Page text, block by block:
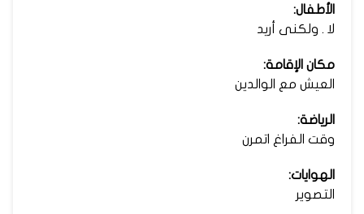
الأطفال:
لا . ولكنى أريد
مكان الإقامة:
العيش مع الوالدين
الرياضة:
وقت الفراغ اتمرن
الهوايات:
التصوير